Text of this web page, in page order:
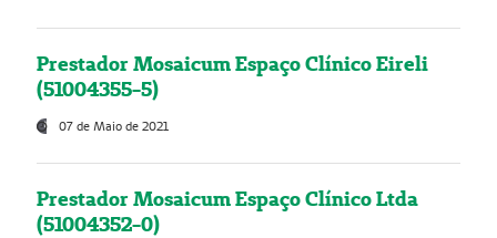
Prestador Mosaicum Espaço Clínico Eireli
(51004355-5)
07 de Maio de 2021
Prestador Mosaicum Espaço Clínico Ltda
(51004352-0)